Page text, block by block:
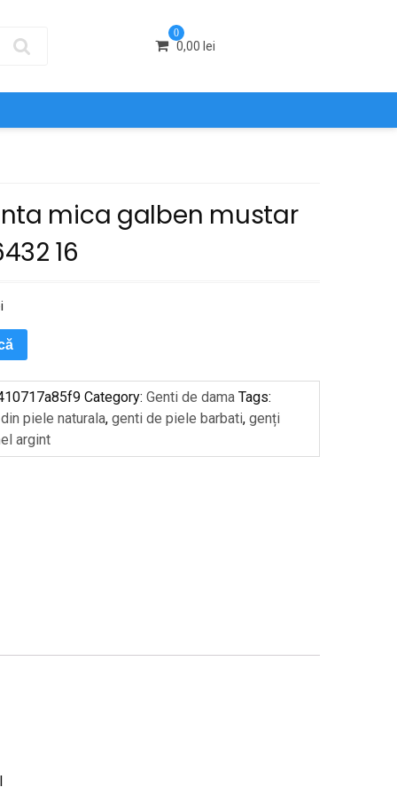
0
0,00 lei
mica galben mustar
16
Category:Genti de dama Tags:
piele naturala,genti de piele barbati,genți
argint